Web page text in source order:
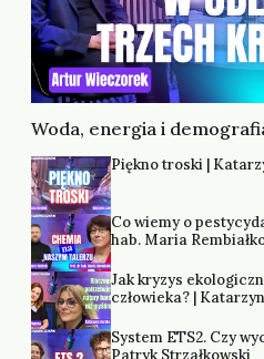
Woda, energia i
Piękno troski |
Co wiemy o
hab. Maria
Jak kryzys
człowieka? |
System ETS2. Czy
Patryk Strzałkowski